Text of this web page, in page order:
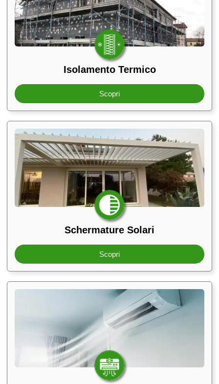
Isolamento Termico
Scopri
Schermature Solari
Scopri